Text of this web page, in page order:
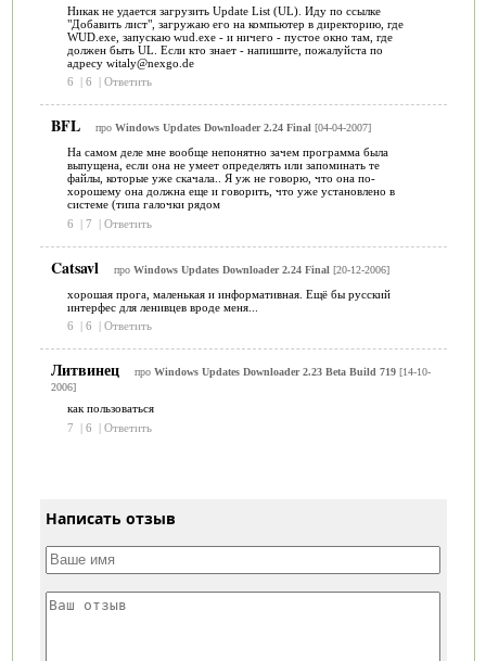
Никак не удается загрузить Update List (UL). Иду по ссылке
"Добавить лист", загружаю его на компьютер в директорию, где
WUD.exe, запускаю wud.exe - и ничего - пустое окно там, где
должен быть UL. Если кто знает - напишите, пожалуйста по
адресу witaly@nexgo.de
6
| 6 | Ответить
BFL про Windows Updates Downloader 2.24 Final [04-04-2007]
На самом деле мне вообще непонятно зачем программа была
выпущена, если она не умеет определять или запоминать те
файлы, которые уже скачала.. Я уж не говорю, что она по-
хорошему она должна еще и говорить, что уже установлено в
системе (типа галочки рядом
6
| 7 | Ответить
Catsavl про Windows Updates Downloader 2.24 Final [20-12-2006]
хорошая прога, маленькая и информативная. Ещё бы русский
интерфес для ленивцев вроде меня...
6
| 6 | Ответить
Литвинец про Windows Updates Downloader 2.23 Beta Build 719[14-10-
2006]
как пользоваться
7
| 6 | Ответить
Написать отзыв